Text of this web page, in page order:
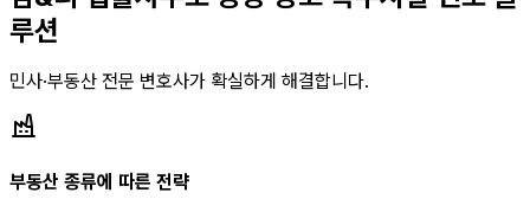
루션
민사·부동산 전문 변호사가 확실하게 해결합니다.
부동산 종류에 따른 전략